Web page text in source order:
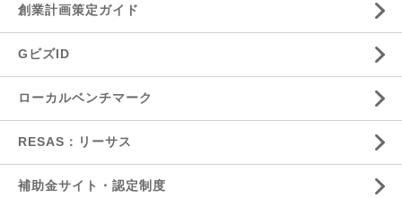
創業計画策定ガイド
GビズID
ローカルベンチマーク
RESAS：リーサス
補助金サイト・認定制度